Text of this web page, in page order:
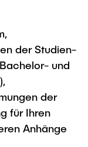
der Studien-
und
der
für Ihren
Anhänge